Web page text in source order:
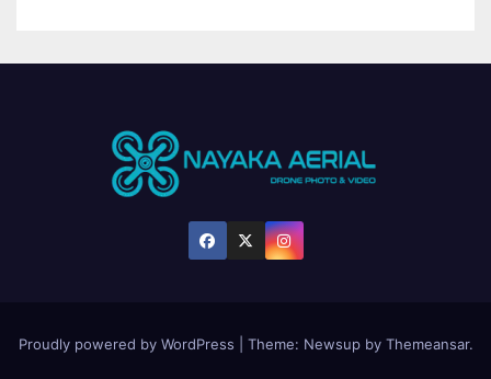
Proudly powered by WordPress Theme: Newsupby Themeansar.